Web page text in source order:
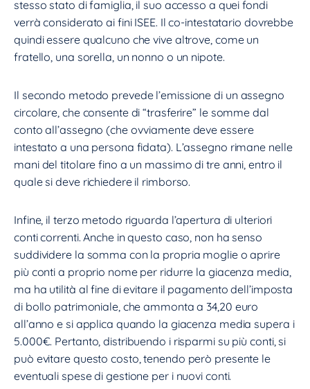
stesso stato di famiglia, il suo accesso a quei fondi
verrà considerato ai fini ISEE. Il co-intestatario dovrebbe
quindi essere qualcuno che vive altrove, come un
fratello, una sorella, un nonno o un nipote.
Il secondo metodo prevede l’emissione di un assegno
circolare, che consente di “trasferire” le somme dal
conto all’assegno (che ovviamente deve essere
intestato a una persona fidata). L’assegno rimane nelle
mani del titolare fino a un massimo di tre anni, entro il
quale si deve richiedere il rimborso.
Infine, il terzo metodo riguarda l’apertura di ulteriori
conti correnti. Anche in questo caso, non ha senso
suddividere la somma con la propria moglie o aprire
più conti a proprio nome per ridurre la giacenza media,
ma ha utilità al fine di evitare il pagamento dell’imposta
di bollo patrimoniale, che ammonta a 34,20 euro
all’anno e si applica quando la giacenza media supera i
5.000€. Pertanto, distribuendo i risparmi su più conti, si
può evitare questo costo, tenendo però presente le
eventuali spese di gestione per i nuovi conti.